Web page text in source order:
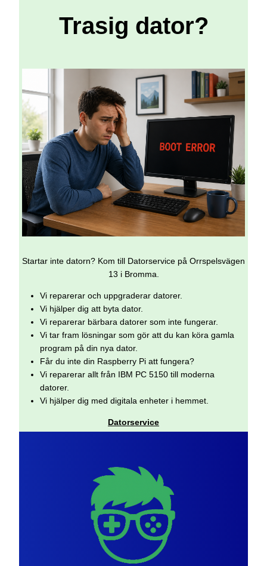
Trasig dator?
Startar inte datorn? Kom till Datorservice på Orrspelsvägen
13 i Bromma.
Vi reparerar och uppgraderar datorer.
Vi hjälper dig att byta dator.
Vi reparerar bärbara datorer som inte fungerar.
Vi tar fram lösningar som gör att du kan köra gamla
program på din nya dator.
Får du inte din Raspberry Pi att fungera?
Vi reparerar allt från IBM PC 5150 till moderna
datorer.
Vi hjälper dig med digitala enheter i hemmet.
Datorservice